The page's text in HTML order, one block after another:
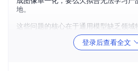
地。
这些问题的核心在于通用模型缺乏领域
（通过少量数据调整模型参数，使其适
之道。本文将带你使用ComfyUI实现低
厚机器学习背景，即可打造专属AI生成
登录后查看全文